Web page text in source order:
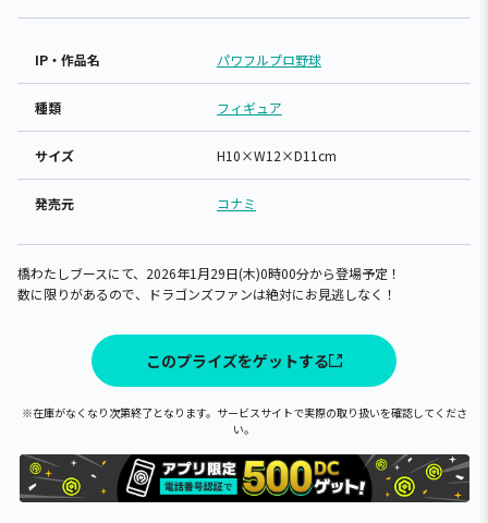
IP・作品名 パワフルプロ野球
種類 フィギュア
サイズ H10×W12×D11cm
発売元 コナミ
橋わたしブースにて、2026年1月29日(木)0時00分から登場予定！
数に限りがあるので、ドラゴンズファンは絶対にお見逃しなく！
このプライズをゲットする
※在庫がなくなり次第終了となります。サービスサイトで実際の取り扱いを確認してくださ
い。